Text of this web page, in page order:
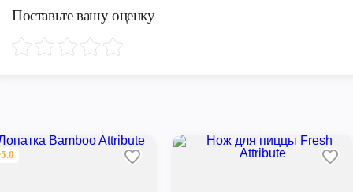
Поставьте вашу оценку
5.0